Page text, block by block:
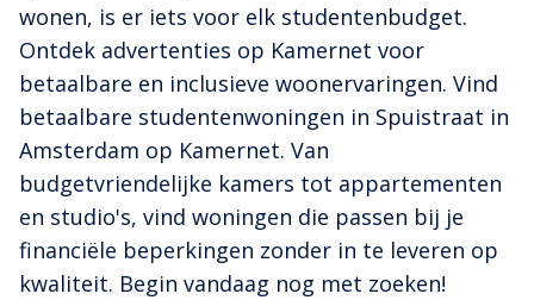
wonen, is er iets voor elk studentenbudget.
Ontdek advertenties op Kamernet voor
betaalbare en inclusieve woonervaringen. Vind
betaalbare studentenwoningen in Spuistraat in
Amsterdam op Kamernet. Van
budgetvriendelijke kamers tot appartementen
en studio's, vind woningen die passen bij je
financiële beperkingen zonder in te leveren op
kwaliteit. Begin vandaag nog met zoeken!